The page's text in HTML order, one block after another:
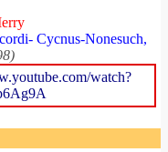
Cycnus-Nonesuch,
watch?